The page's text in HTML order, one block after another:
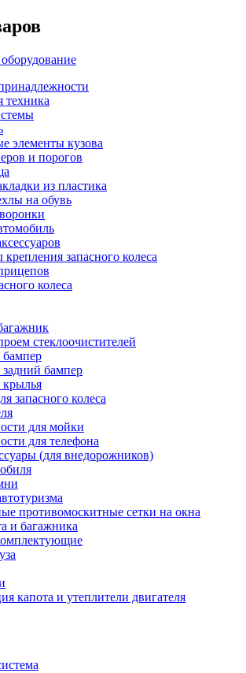
техника
элементы кузова
и порогов
из пластика
на обувь
запасного колеса
колеса
стеклоочистителей
бампер
запасного колеса
для мойки
для телефона
(для внедорожников)
противомоскитные сетки на окна
и багажника
капота и утеплители двигателя